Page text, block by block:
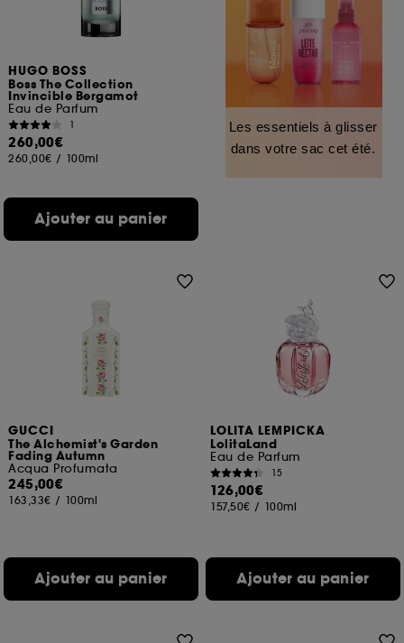
HUGO BOSS
Boss The Collection
Invincible Bergamot
Eau de Parfum
1
260,00€
260,00€ / 100ml
Ajouter au panier
Les essentiels à glisser
dans votre sac cet été.
GUCCI
The Alchemist's Garden
Fading Autumn
Acqua Profumata
245,00€
163,33€ / 100ml
Ajouter au panier
LOLITA LEMPICKA
LolitaLand
Eau de Parfum
15
126,00€
157,50€ / 100ml
Ajouter au panier